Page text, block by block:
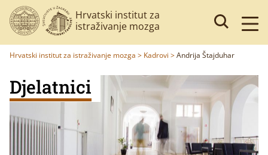
Hrvatski institut za
istraživanje mozga
Hrvatski institut za istraživanje mozga > Kadrovi >Andrija Štajduhar
Djelatnici